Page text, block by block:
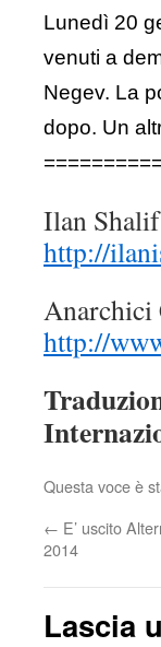
Lunedì 20
venuti a
Negev. La
dopo. Un
Ilan Shalif
http://
http://
Questa voce è
← E’ uscito
2014
Lascia